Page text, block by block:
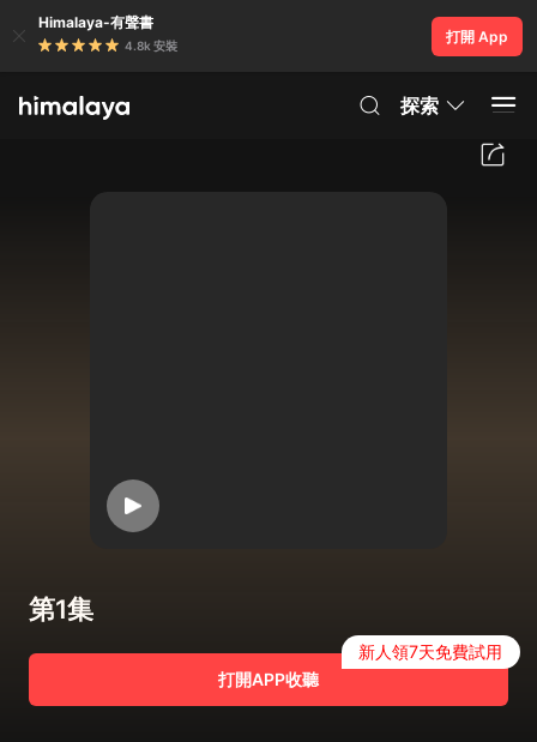
Himalaya-有聲書
4.8k 安裝
打開 App
探索
第1集
打開APP收聽
新人領7天免費試用